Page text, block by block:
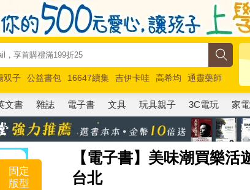
双子 公益書包 16647續集 吉伊卡哇 高希均
通靈藥師
新作 馬斯克 玩具總動員5 超慢跑
文書 雜誌 電子書 文具 玩具親子 3C電玩 家電
【電子書】美味潮買樂
台北
固定
版型